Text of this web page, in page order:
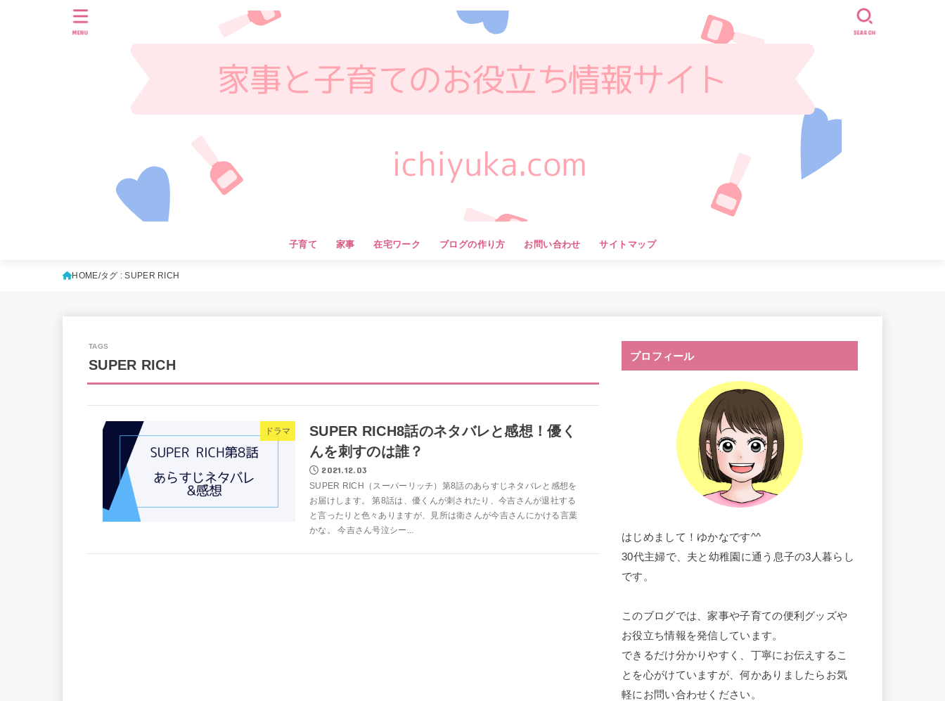
子育て 家事 在宅ワーク ブログの作り方 お問い合わせ サイトマップ
SEARCH
MENU
HOME タグ : SUPER RICH
SUPER RICH
ドラマ
SUPER RICH8話のネタバレと感想！優く
んを刺すのは誰？
2021.12.03
SUPER RICH（スーパーリッチ）第8話のあらすじネタバレと感想を
お届けします。 第8話は、優くんが刺されたり、今吉さんが退社する
と言ったりと色々ありますが、見所は衛さんが今吉さんにかける言葉
かな。 今吉さん号泣シー...
プロフィール
はじめまして！ゆかなです^^
30代主婦で、夫と幼稚園に通う息子の3人暮らし
です。
このブログでは、家事や子育ての便利グッズや
お役立ち情報を発信しています。
できるだけ分かりやすく、丁寧にお伝えするこ
とを心がけていますが、何かありましたらお気
軽にお問い合わせください。